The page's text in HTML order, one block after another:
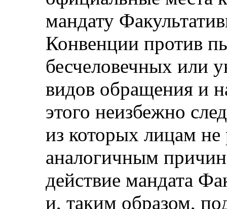
мандату
Конвенции против
бесчеловечных или
видов обращения и
этого неизбежно
из которых лицам не
аналогичным
действие мандата
и, таким образом,